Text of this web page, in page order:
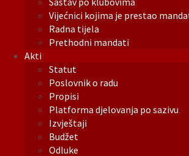
Vijećnici kojima je prestao
Radna tijela
Prethodni mandati
Akti
Statut
Poslovnik o radu
Propisi
Platforma djelovanja po sazivu
Izvještaji
Budžet
Odluke